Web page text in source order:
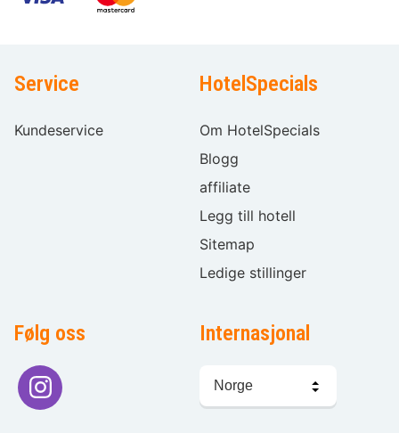
Service
Kundeservice
HotelSpecials
Om HotelSpecials
Blogg
affiliate
Legg till hotell
Sitemap
Ledige stillinger
Følg oss Internasjonal